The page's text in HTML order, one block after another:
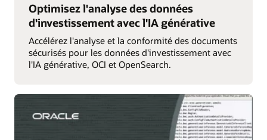
Optimisez l'analyse des données
d'investissement avec l'IA générative
Accélérez l'analyse et la conformité des documents
sécurisés pour les données d'investissement avec
l'IA générative, OCI et OpenSearch.